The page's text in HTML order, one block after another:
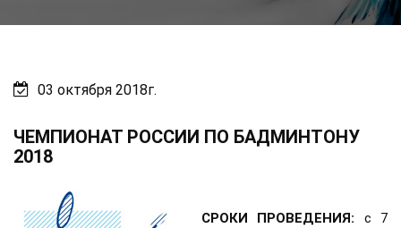
03 октября 2018г.
ЧЕМПИОНАТ РОССИИ ПО БАДМИНТОНУ
2018
СРОКИ ПРОВЕДЕНИЯ: с 7